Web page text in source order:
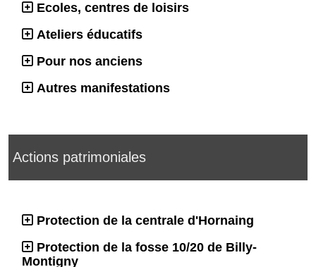
Ecoles, centres de loisirs
Ateliers éducatifs
Pour nos anciens
Autres manifestations
Actions patrimoniales
Protection de la centrale d'Hornaing
Protection de la fosse 10/20 de Billy-
Montigny